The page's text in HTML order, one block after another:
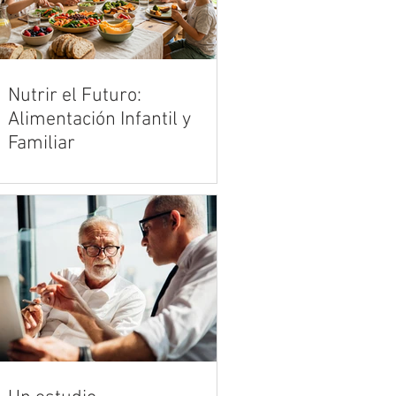
Nutrir el Futuro:
Alimentación Infantil y
Familiar
ultraprocesados es uno de los
mayores desafíos de la crianza
moderna. Vivimos en un entorno
acelerado donde la publicidad y la
comodidad de la comida rápida
compiten de manera desleal con la
cocina tradicional y los alimentos
reales. Sin embargo, en medio de
esta marea de opciones
industrializadas, el hogar sigue